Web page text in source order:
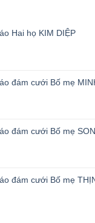
Hai họ KIM DIỆP
đám cưới Bố mẹ
đám cưới Bố mẹ
đám cưới Bố mẹ